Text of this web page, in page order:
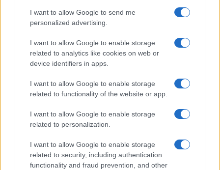
I want to allow Google to send me
personalized advertising.
I want to allow Google to enable storage
related to analytics like cookies on web or
device identifiers in apps.
I want to allow Google to enable storage
related to functionality of the website or app.
I want to allow Google to enable storage
related to personalization.
I want to allow Google to enable storage
related to security, including authentication
functionality and fraud prevention, and other
században kezdődött, az 1349. évi pogrom után raktárnak,
majd fogadónak használták, 1988-ban fedezték fel újra. A
mikve története a 12. századig nyúlik vissza.
veszélyeztetett világörökségi helyszínek listájára vette fel a
kijevi Szent Szófia-székesegyházat és több
kolostorépületet, valamint Lviv (Lemberg) óvárosát.
A „tenger királynője”, Velence viszont lekerült a
veszélyeztetett helyszínek listájáról, röviddel azután, hogy a
város vezetése múlt héten úgy döntött, hogy 2024-től öt